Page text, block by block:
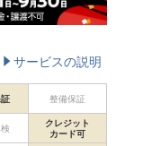
サービスの説明
整備保証
クレジット
カード可